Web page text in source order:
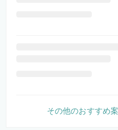
その他のおすすめ